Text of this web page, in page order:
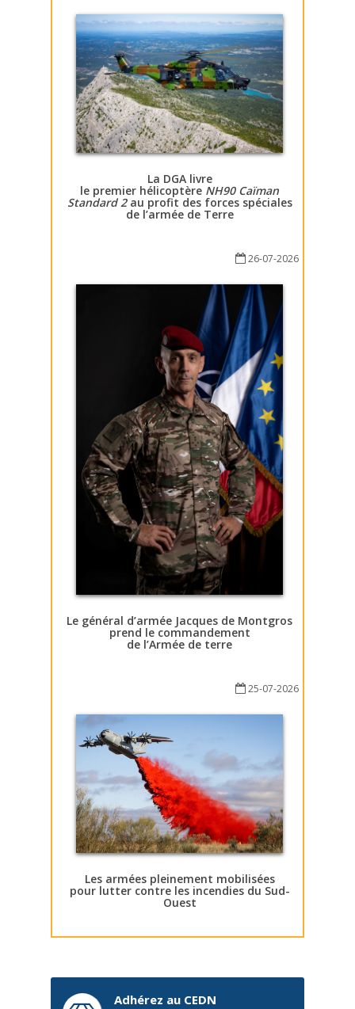
La DGA livre
le premier hélicoptère NH90 Caïman
Standard 2au profit des forces spéciales
de l’armée de Terre
26-07-2026
Le général d’armée Jacques de Montgros
prend le commandement
de l’Armée de terre
25-07-2026
Les armées pleinement mobilisées
pour lutter contre les incendies du Sud-
Ouest
Adhérez au CEDN